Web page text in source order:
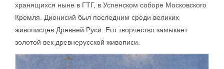
хранящихся ныне в ГТГ, в Успенском соборе Московского
Кремля. Дионисий был последним среди великих
живописцев Древней Руси. Его творчество замыкает
золотой век древнерусской живописи.